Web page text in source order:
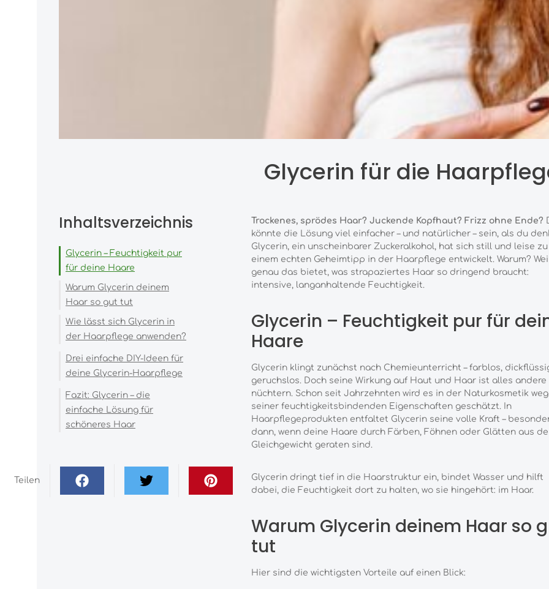
Glycerin für die
Inhaltsverzeichnis
Glycerin – Feuchtigkeit pur
für deine Haare
Warum Glycerin deinem
Haar so gut tut
Wie lässt sich Glycerin in
der Haarpflege anwenden?
Unser Tipp: Achte auf
Qualität
Drei einfache DIY-Ideen für
deine Glycerin-Haarpflege
1. Natürliches Shampoo
mit Glycerin
2. Glycerin-Conditioner für
Glycerin, Olivenöl und
Honig
Fazit: Glycerin – die
einfache Lösung für
schöneres Haar
Teilen
Trockenes, sprödes Haar? Juckende Kopfhaut? Frizz ohne Ende?
könnte die Lösung viel einfacher – und natürlicher – sein, als du
Glycerin, ein unscheinbarer Zuckeralkohol, hat sich still und leise zu
einem echten Geheimtipp in der Haarpflege entwickelt. Warum?
genau das bietet, was strapaziertes Haar so dringend braucht:
intensive, langanhaltende Feuchtigkeit.
Glycerin – Feuchtigkeit pur für
Haare
Glycerin klingt zunächst nach Chemieunterricht – farblos,
geruchslos. Doch seine Wirkung auf Haut und Haar ist alles andere
nüchtern. Schon seit Jahrzehnten wird es in der Naturkosmetik
seiner feuchtigkeitsbindenden Eigenschaften geschätzt. In
Haarpflegeprodukten entfaltet Glycerin seine volle Kraft –
dann, wenn deine Haare durch Färben, Föhnen oder Glätten aus
Gleichgewicht geraten sind.
Glycerin dringt tief in die Haarstruktur ein, bindet Wasser und hilft
dabei, die Feuchtigkeit dort zu halten, wo sie hingehört: im Haar.
Warum Glycerin deinem Haar so
tut
Hier sind die wichtigsten Vorteile auf einen Blick: